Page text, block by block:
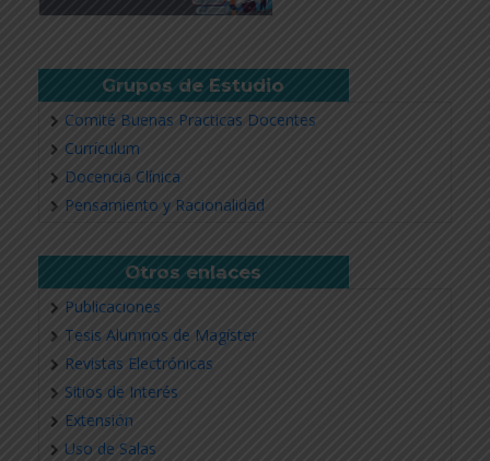
Grupos de Estudio
Comité Buenas Practicas Docentes
Currículum
Docencia Clínica
Pensamiento y Racionalidad
Otros enlaces
Publicaciones
Tesis Alumnos de Magíster
Revistas Electrónicas
Sitios de Interés
Extensión
Uso de Salas